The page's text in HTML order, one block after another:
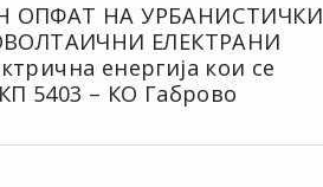
ОПФАТ НА УРБАНИСТИЧКИ
ЕЛЕКТРАНИ
енергија кои се
5403 – КО Габрово